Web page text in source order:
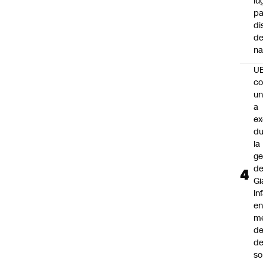
a
la
de
en
de